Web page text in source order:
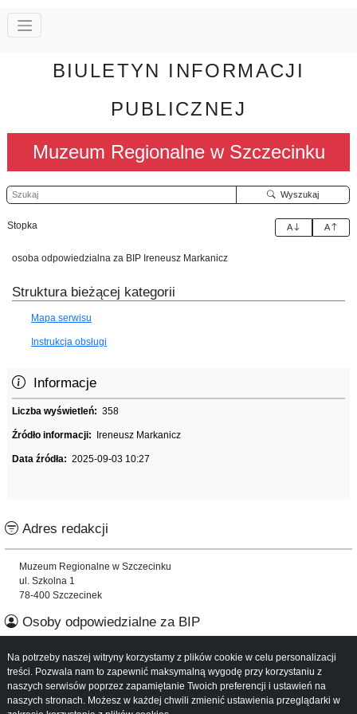
BIULETYN INFORMACJI
PUBLICZNEJ
Muzeum Regionalne w Szczecinku
Szukaj Wyszukaj
Stopka A A
osoba odpowiedzialna za BIP Ireneusz Markanicz
Struktura bieżącej kategorii
Mapa serwisu
Instrukcja obsługi
Informacje
Liczba wyświetleń: 358
Źródło informacji: Ireneusz Markanicz
Data źródła: 2025-09-03 10:27
Adres redakcji
Muzeum Regionalne w Szczecinku
ul. Szkolna 1
78-400 Szczecinek
Osoby odpowiedzialne za BIP
Informacje o serwisie
Mapa serwisu
Na potrzeby naszej witryny korzystamy z plików cookie w celu personalizacji
treści. Pozwala nam to zapewnić maksymalną wygodę przy korzystaniu z
naszych serwisów poprzez zapamiętanie Twoich preferencji i ustawień na
naszych stronach. Możesz w każdej chwili zmienić ustawienia przeglądarki w